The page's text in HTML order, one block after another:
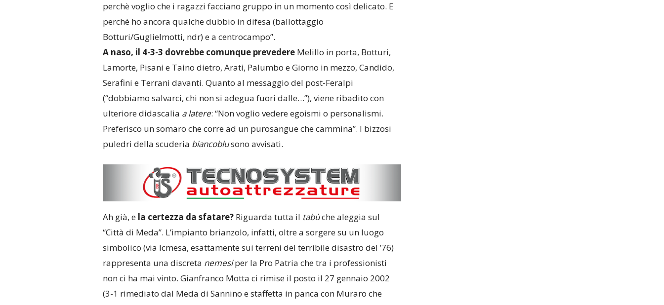
perchè voglio che i ragazzi facciano gruppo in un momento così delicato. E
perchè ho ancora qualche dubbio in difesa (ballottaggio
Botturi/Guglielmotti, ndr) e a centrocampo”.
A naso, il 4-3-3 dovrebbe comunque prevedereMelillo in porta, Botturi,
Lamorte, Pisani e Taino dietro, Arati, Palumbo e Giorno in mezzo, Candido,
Serafini e Terrani davanti. Quanto al messaggio del post-Feralpi
(“dobbiamo salvarci, chi non si adegua fuori dalle…”), viene ribadito con
ulteriore didascalia a latere: “Non voglio vedere egoismi o personalismi.
Preferisco un somaro che corre ad un purosangue che cammina”. I bizzosi
puledri della scuderia biancoblusono avvisati.
Ah già, e la certezza da sfatare?Riguarda tutta il tabùche aleggia sul
“Città di Meda”. L’impianto brianzolo, infatti, oltre a sorgere su un luogo
simbolico (via Icmesa, esattamente sui terreni del terribile disastro del ’76)
rappresenta una discreta nemesiper la Pro Patria che tra i professionisti
non ci ha mai vinto. Gianfranco Motta ci rimise il posto il 27 gennaio 2002
(3-1 rimediato dal Meda di Sannino e staffetta in panca con Muraro che